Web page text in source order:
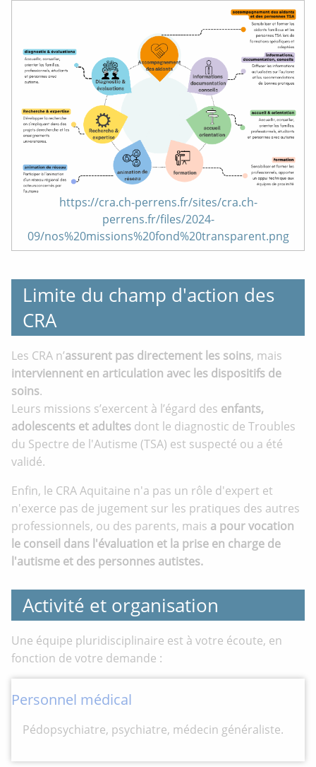
https://cra.ch-perrens.fr/sites/cra.ch-
perrens.fr/files/2024-
09/nos%20missions%20fond%20transparent.png
Limite du champ d'action des
CRA
Les CRA n’assurent pas directement les soins, mais
interviennent en articulation avec les dispositifs de
soins.
Leurs missions s’exercent à l’égard des enfants,
adolescents et adultes dont le diagnostic de Troubles
du Spectre de l'Autisme (TSA) est suspecté ou a été
validé.
Enfin, le CRA Aquitaine n'a pas un rôle d'expert et
n'exerce pas de jugement sur les pratiques des autres
professionnels, ou des parents, mais a pour vocation
le conseil dans l'évaluation et la prise en charge de
l'autisme et des personnes autistes.
Activité et organisation
Une équipe pluridisciplinaire est à votre écoute, en
fonction de votre demande :
Personnel médical
Pédopsychiatre, psychiatre, médecin généraliste.